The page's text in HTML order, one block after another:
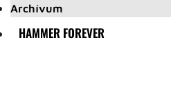
Archívum
HAMMER FOREVER